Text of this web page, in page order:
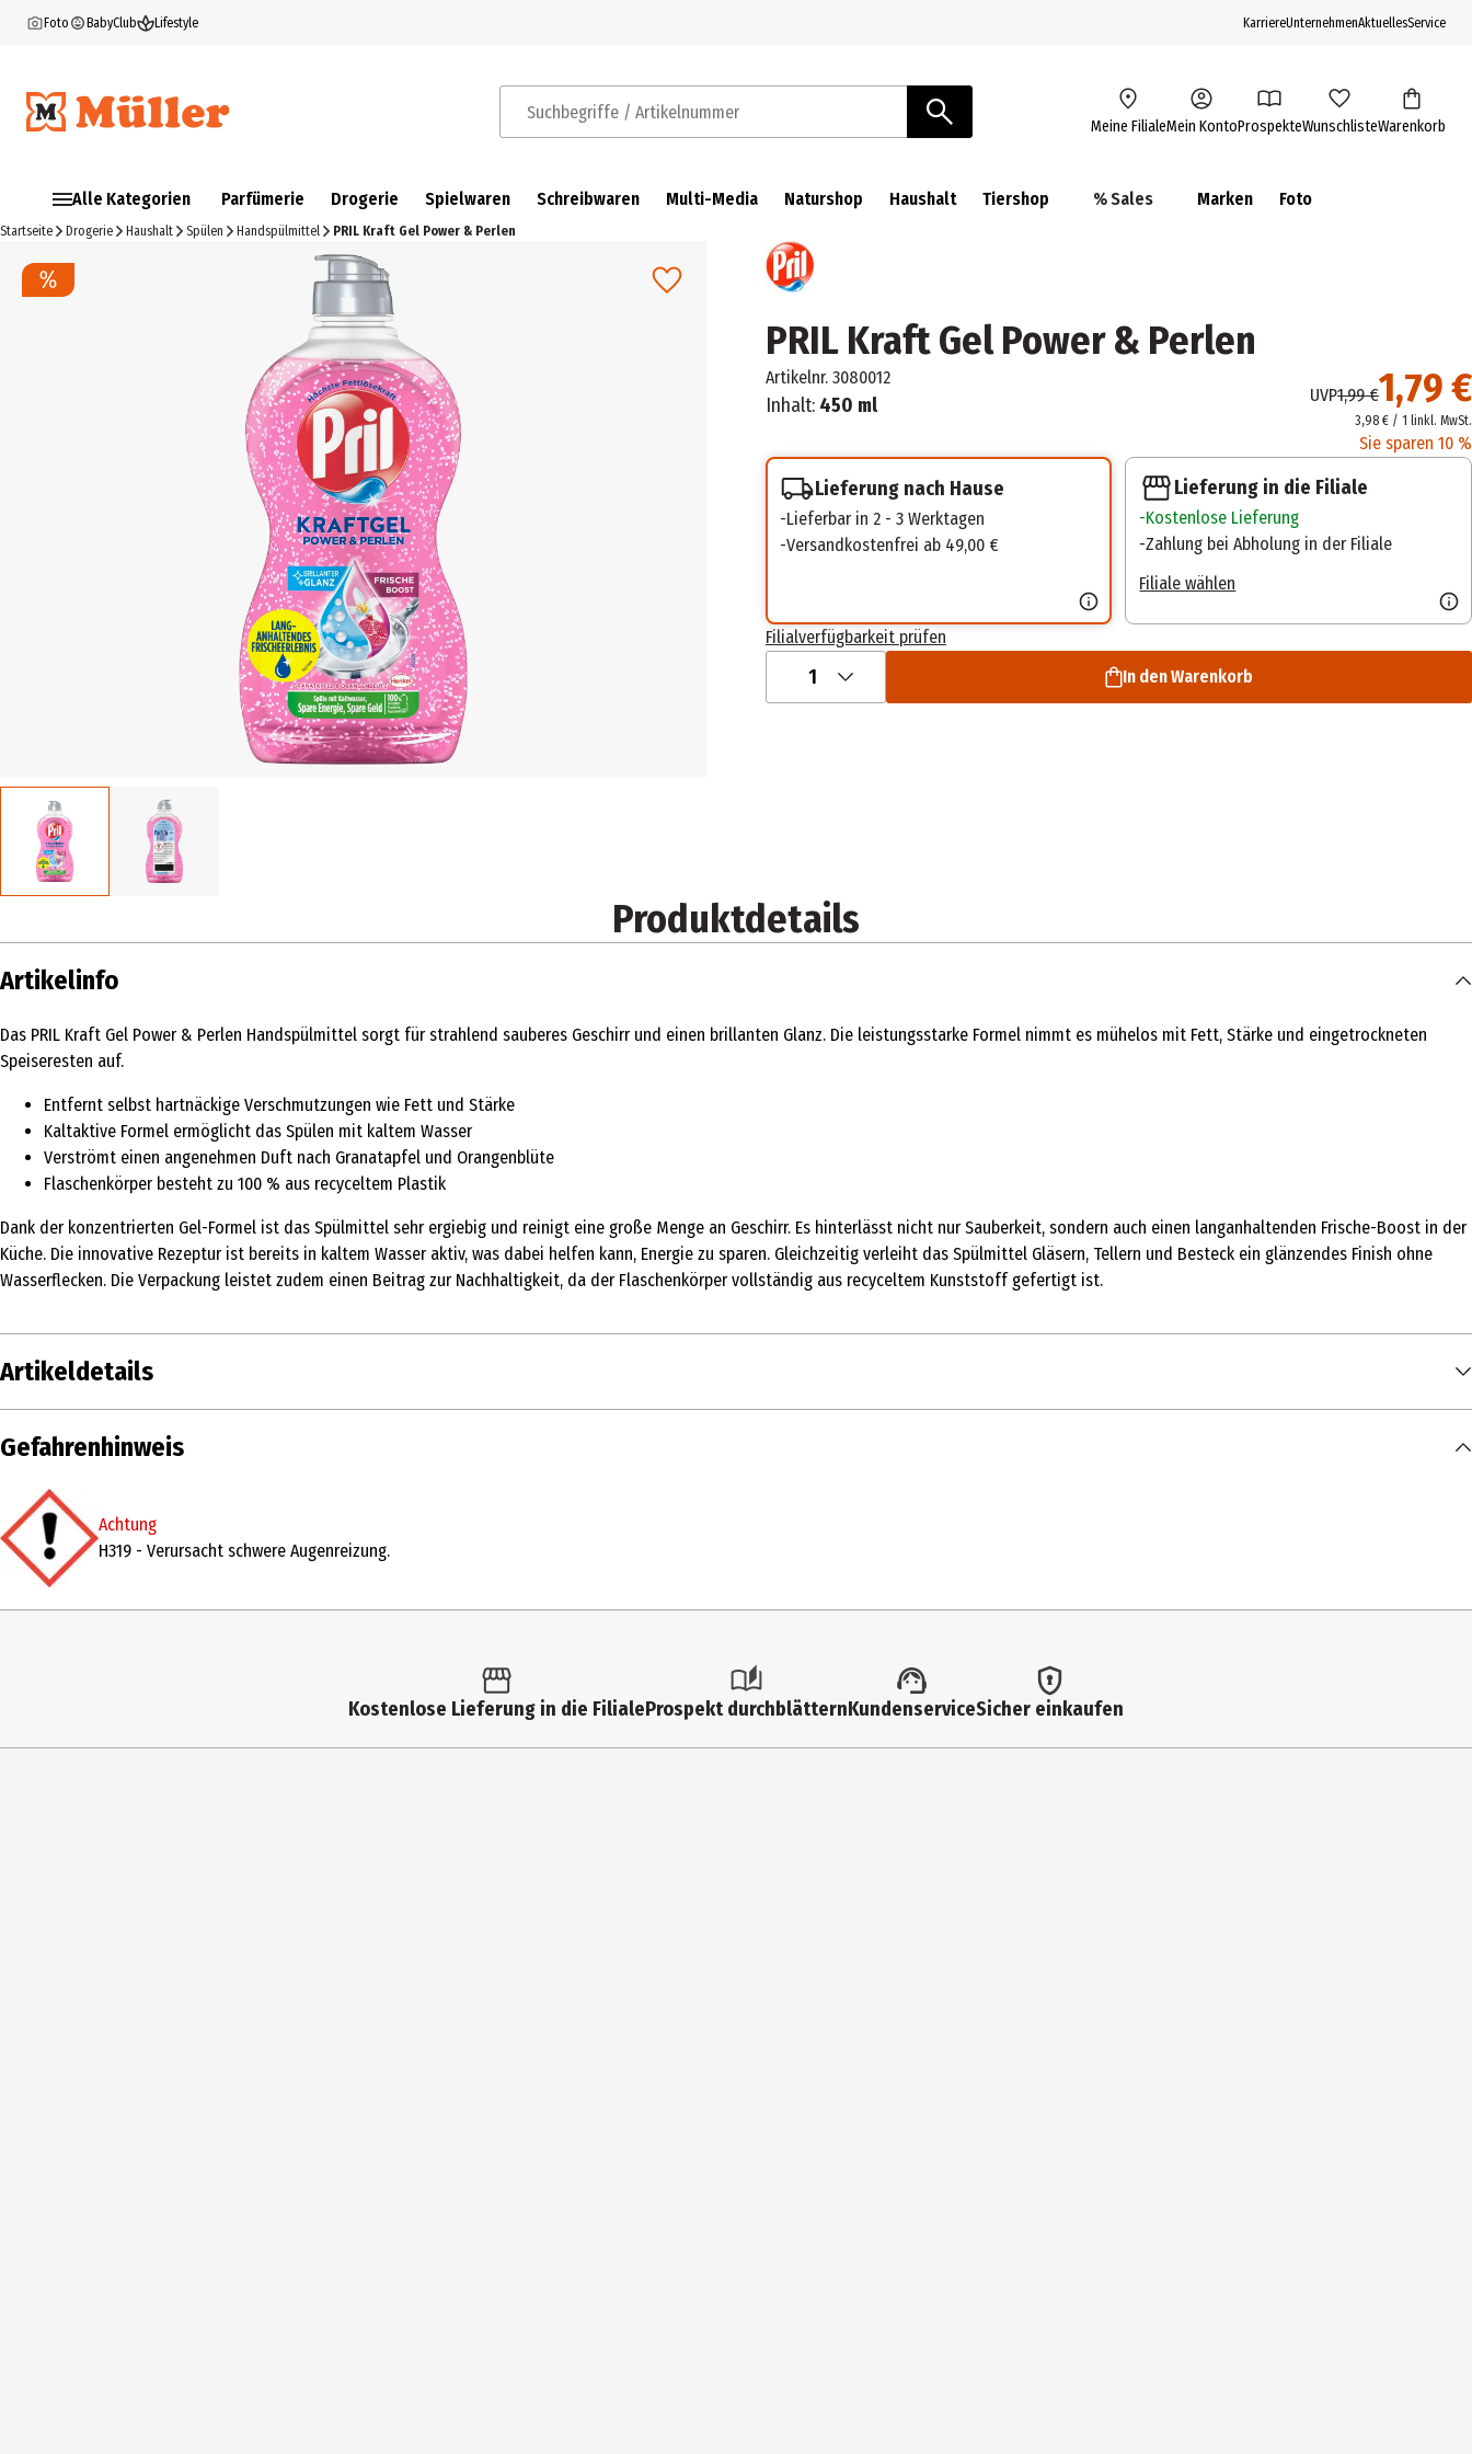
Foto BabyClub Lifestyle KarriereUnternehmenAktuellesService
Suchbegriffe / Artikelnummer Meine FilialeMein KontoProspekteWunschlisteWarenkorb
Alle Kategorien Parfümerie Drogerie Spielwaren Schreibwaren Multi-Media Naturshop Haushalt Tiershop % Sales Marken Foto
Startseite Drogerie Haushalt Spülen Handspülmittel PRIL Kraft Gel Power & Perlen
PRIL Kraft Gel Power & Perlen
Artikelnr. 3080012
Inhalt: 450 ml 1,79 €
UVP1,99 €
3,98 € / 1 linkl. MwSt.
Sie sparen 10 %
Lieferung nach Hause
Lieferbar in 2 - 3 Werktagen
Versandkostenfrei ab 49,00 €
Lieferung in die Filiale
Kostenlose Lieferung
Zahlung bei Abholung in der Filiale
Filiale wählen
Filialverfügbarkeit prüfen
1 In den Warenkorb
Produktdetails
Artikelinfo
Das PRIL Kraft Gel Power & Perlen Handspülmittel sorgt für strahlend sauberes Geschirr und einen brillanten Glanz. Die leistungsstarke Formel nimmt es mühelos mit Fett, Stärke und eingetrockneten
Speiseresten auf.
Entfernt selbst hartnäckige Verschmutzungen wie Fett und Stärke
Kaltaktive Formel ermöglicht das Spülen mit kaltem Wasser
Verströmt einen angenehmen Duft nach Granatapfel und Orangenblüte
Flaschenkörper besteht zu 100 % aus recyceltem Plastik
Dank der konzentrierten Gel-Formel ist das Spülmittel sehr ergiebig und reinigt eine große Menge an Geschirr. Es hinterlässt nicht nur Sauberkeit, sondern auch einen langanhaltenden Frische-Boost in der
Küche. Die innovative Rezeptur ist bereits in kaltem Wasser aktiv, was dabei helfen kann, Energie zu sparen. Gleichzeitig verleiht das Spülmittel Gläsern, Tellern und Besteck ein glänzendes Finish ohne
Wasserflecken. Die Verpackung leistet zudem einen Beitrag zur Nachhaltigkeit, da der Flaschenkörper vollständig aus recyceltem Kunststoff gefertigt ist.
Artikeldetails
Inhalt
Inhaltsstoffe
Lagerhinweis
Anwendungshinweis Normaldosierung 5ml (ca. 1 1/2 Teelöffel) auf 5 Liter Wasser. Bitte die Flaschen-Kappe nach jedem Gebrauch schließen, damit die Öffnung nicht verklebt.
Kontaktmöglichkeit 0800/111 2290
Gefahrenhinweis
Achtung
H319 - Verursacht schwere Augenreizung.
Kostenlose Lieferung in die FilialeProspekt durchblätternKundenserviceSicher einkaufen